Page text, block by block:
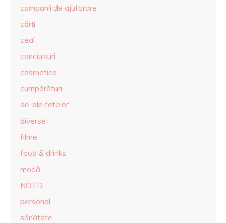
campanii de ajutorare
cărţi
ceai
concursuri
cosmetice
cumpărături
de-ale fetelor
diverse
filme
food & drinks
modă
NOTD
personal
sănătate